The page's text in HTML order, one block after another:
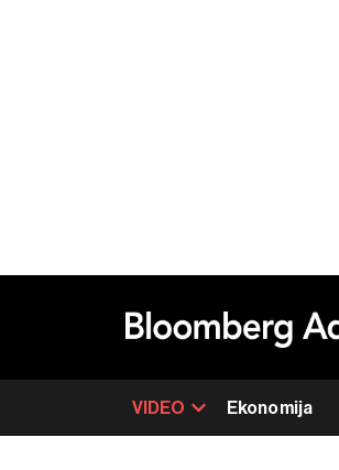
VIDEO Ekonomija